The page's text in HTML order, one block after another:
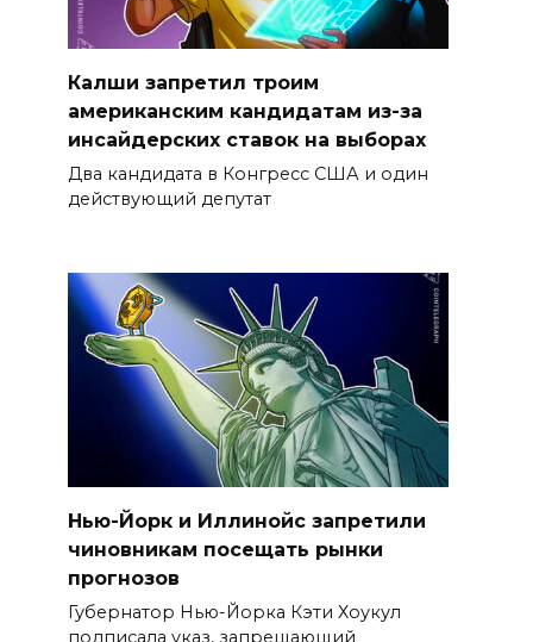
Калши запретил троим
американским кандидатам из-за
инсайдерских ставок на выборах
Два кандидата в Конгресс США и один
действующий депутат
Нью-Йорк и Иллинойс запретили
чиновникам посещать рынки
прогнозов
Губернатор Нью-Йорка Кэти Хоукул
подписала указ, запрещающий